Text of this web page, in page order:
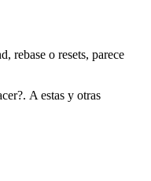
rebase o resets, parece
A estas y otras